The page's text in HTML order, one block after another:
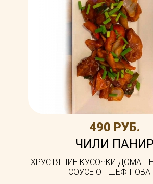
490 РУБ.
ЧИЛИ
ХРУСТЯЩИЕ КУСОЧКИ
СОУСЕ ОТ ШЕФ-